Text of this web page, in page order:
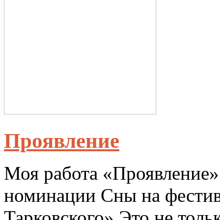
Проявление
Моя работа
номинации Сны на